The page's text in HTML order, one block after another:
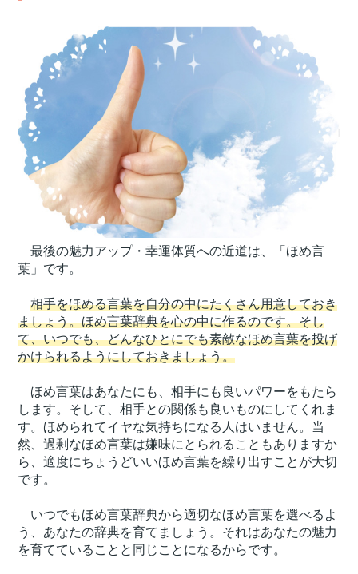
最後の魅力アップ・幸運体質への近道は、「ほめ言
葉」です。
相手をほめる言葉を自分の中にたくさん用意しておき
ましょう。ほめ言葉辞典を心の中に作るのです。そし
て、いつでも、どんなひとにでも素敵なほめ言葉を投げ
かけられるようにしておきましょう。
ほめ言葉はあなたにも、相手にも良いパワーをもたら
します。そして、相手との関係も良いものにしてくれま
す。ほめられてイヤな気持ちになる人はいません。当
然、過剰なほめ言葉は嫌味にとられることもありますか
ら、適度にちょうどいいほめ言葉を繰り出すことが大切
です。
いつでもほめ言葉辞典から適切なほめ言葉を選べるよ
う、あなたの辞典を育てましょう。それはあなたの魅力
を育てていることと同じことになるからです。